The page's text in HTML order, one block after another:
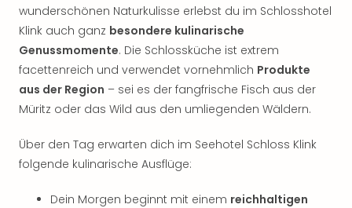
wunderschönen Naturkulisse erlebst du im Schlosshotel
Klink auch ganz besondere kulinarische
Genussmomente. Die Schlossküche ist extrem
facettenreich und verwendet vornehmlich Produkte
aus der Region – sei es der fangfrische Fisch aus der
Müritz oder das Wild aus den umliegenden Wäldern.
Über den Tag erwarten dich im Seehotel Schloss Klink
folgende kulinarische Ausflüge:
Dein Morgen beginnt mit einem reichhaltigen